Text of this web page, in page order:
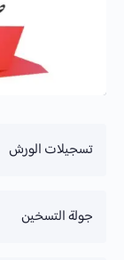
تسجيلات الورش
تقدم الدورة
0% Complete
جولة التسخين